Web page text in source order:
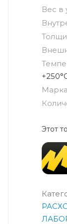
Вес в
Этот